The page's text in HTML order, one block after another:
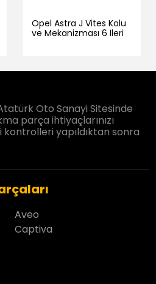
Opel Astra J Vites Kolu
ve Mekanizması 6 İleri
Oto Sanayi Sitesinde
parça ihtiyaçlarınızı
kontrolleri yapıldıktan sonra
Aveo
Captiva